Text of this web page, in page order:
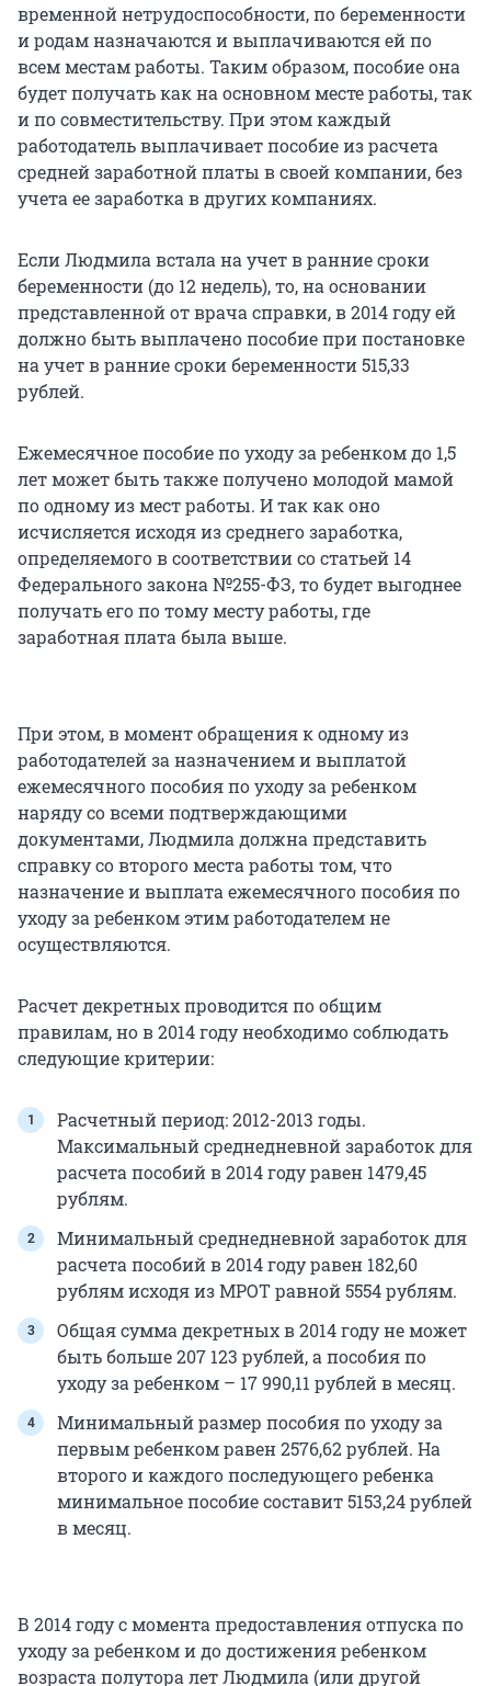
временной нетрудоспособности, по беременности
и родам назначаются и выплачиваются ей по
всем местам работы. Таким образом, пособие она
будет получать как на основном месте работы, так
и по совместительству. При этом каждый
работодатель выплачивает пособие из расчета
средней заработной платы в своей компании, без
учета ее заработка в других компаниях.
Если Людмила встала на учет в ранние сроки
беременности (до 12 недель), то, на основании
представленной от врача справки, в 2014 году ей
должно быть выплачено пособие при постановке
на учет в ранние сроки беременности 515,33
рублей.
Ежемесячное пособие по уходу за ребенком до 1,5
лет может быть также получено молодой мамой
по одному из мест работы. И так как оно
исчисляется исходя из среднего заработка,
определяемого в соответствии со статьей 14
Федерального закона №255-ФЗ, то будет выгоднее
получать его по тому месту работы, где
заработная плата была выше.
При этом, в момент обращения к одному из
работодателей за назначением и выплатой
ежемесячного пособия по уходу за ребенком
наряду со всеми подтверждающими
документами, Людмила должна представить
справку со второго места работы том, что
назначение и выплата ежемесячного пособия по
уходу за ребенком этим работодателем не
осуществляются.
Расчет декретных проводится по общим
правилам, но в 2014 году необходимо соблюдать
следующие критерии:
Расчетный период: 2012-2013 годы.
Максимальный среднедневной заработок для
расчета пособий в 2014 году равен 1479,45
рублям.
Минимальный среднедневной заработок для
расчета пособий в 2014 году равен 182,60
рублям исходя из МРОТ равной 5554 рублям.
Общая сумма декретных в 2014 году не может
быть больше 207 123 рублей, а пособия по
уходу за ребенком – 17 990,11 рублей в месяц.
Минимальный размер пособия по уходу за
первым ребенком равен 2576,62 рублей. На
второго и каждого последующего ребенка
минимальное пособие составит 5153,24 рублей
в месяц.
В 2014 году с момента предоставления отпуска по
уходу за ребенком и до достижения ребенком
возраста полутора лет Людмила (или другой